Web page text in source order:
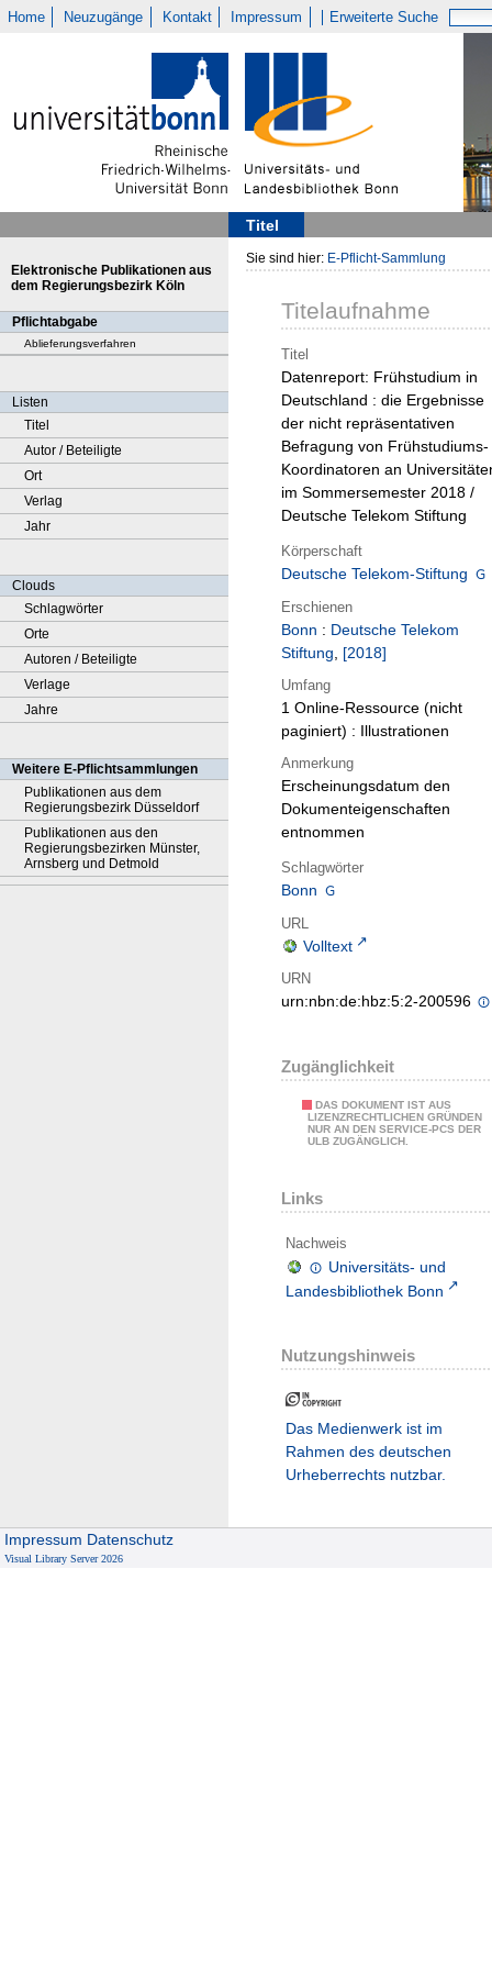
Home Neuzugänge Kontakt Impressum Erweiterte Suche
Titel
Elektronische Publikationen aus
dem Regierungsbezirk Köln
Pflichtabgabe
Ablieferungsverfahren
Listen
Titel
Autor / Beteiligte
Ort
Verlag
Jahr
Clouds
Schlagwörter
Orte
Autoren / Beteiligte
Verlage
Jahre
Weitere E-Pflichtsammlungen
Publikationen aus dem
Regierungsbezirk Düsseldorf
Publikationen aus den
Regierungsbezirken Münster,
Arnsberg und Detmold
Sie sind hier: E-Pflicht-Sammlung
Titelaufnahme
Titel
Datenreport: Frühstudium in
Deutschland : die Ergebnisse
der nicht repräsentativen
Befragung von Frühstudiums-
Koordinatoren an
im Sommersemester 2018 /
Deutsche Telekom Stiftung
Körperschaft
Deutsche Telekom-Stiftung
Erschienen
Bonn : Deutsche Telekom
Stiftung, [2018]
Umfang
1 Online-Ressource (nicht
paginiert) : Illustrationen
Anmerkung
Erscheinungsdatum den
Dokumenteigenschaften
entnommen
Schlagwörter
Bonn
URL
Volltext
URN
urn:nbn:de:hbz:5:2-200596
Zugänglichkeit
DAS DOKUMENT IST AUS
LIZENZRECHTLICHEN GRÜNDEN
NUR AN DEN SERVICE-PCS DER
ULB ZUGÄNGLICH.
Links
Nachweis
Universitäts- und
Landesbibliothek Bonn
Nutzungshinweis
Das Medienwerk ist im
Rahmen des deutschen
Urheberrechts nutzbar.
Impressum Datenschutz
Visual Library Server 2026